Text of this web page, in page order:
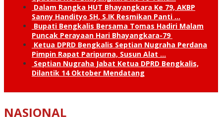
Dalam Rangka HUT Bhayangkara Ke 79, AKBP
Sanny Handityo SH, S.IK Resmikan Panti …
Bupati Bengkalis Bersama Tomas Hadiri Malam
Puncak Perayaan Hari Bhayangkara-79
Ketua DPRD Bengkalis Septian Nugraha Perdana
Pimpin Rapat Paripurna, Susun Alat …
Septian Nugraha Jabat Ketua DPRD Bengkalis,
Dilantik 14 Oktober Mendatang
NASIONAL